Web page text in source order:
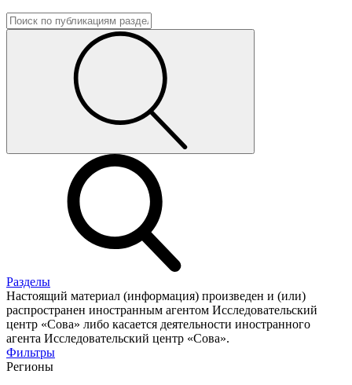
Разделы
Настоящий материал (информация) произведен и (или)
распространен иностранным агентом Исследовательский
центр «Сова» либо касается деятельности иностранного
агента Исследовательский центр «Сова».
Фильтры
Регионы